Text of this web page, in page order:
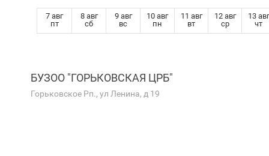
7 авг
пт
8 авг
сб
9 авг
вс
10 авг
пн
11 авг
вт
12 авг
ср
13 авг
чт
БУЗОО "ГОРЬКОВСКАЯ ЦРБ"
Горьковское Рп., ул Ленина, д 19